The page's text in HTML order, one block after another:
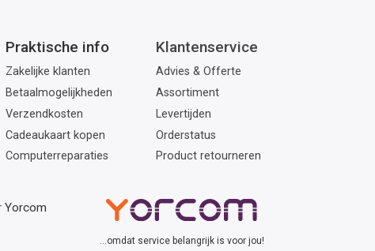
Praktische info
Zakelijke klanten
Betaalmogelijkheden
Verzendkosten
Cadeaukaart kopen
Computerreparaties
Klantenservice
Advies & Offerte
Assortiment
Levertijden
Orderstatus
Product retourneren
Yorcom
...omdat service belangrijk is voor jou!